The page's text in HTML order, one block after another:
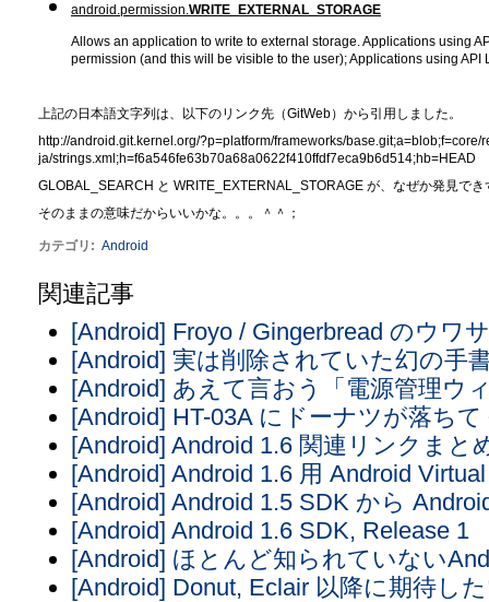
android.permission. WRITE_EXTERNAL_STORAGE
Allows an application to write to external storage. Applications using
permission (and this will be visible to the user); Applications using
上記の日本語文字列は、以下のリンク先（GitWeb）から引用しました。
http://android.git.kernel.org/?p=platform/frameworks/base.git;a=blob;f=core/
ja/strings.xml;h=f6a546fe63b70a68a0622f410ffdf7eca9b6d514;hb=HEAD
GLOBAL_SEARCH と WRITE_EXTERNAL_STORAGE が、なぜか発見でき
そのままの意味だからいいかな。。。＾＾；
カテゴリ : Android
関連記事
[Android] Froyo / Gingerbread のウワサ
[Android] 実は削除されていた幻の手
[Android] あえて言おう「電源管理ウ
[Android] HT-03A にドーナツが落ち
[Android] Android 1.6 関連リンクまと
[Android] Android 1.6 用 Android
[Android] Android 1.5 SDK から
[Android] Android 1.6 SDK, Release 1
[Android] ほとんど知られていない
[Android] Donut, Eclair 以降に期待し